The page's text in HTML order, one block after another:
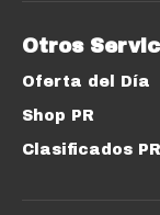
Otros
Oferta del Día
Shop PR
Clasificados PR